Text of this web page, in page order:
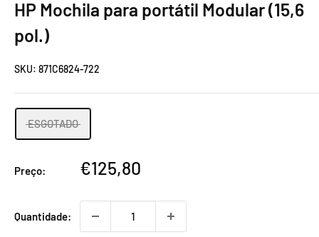
HP Mochila para portátil Modular (15,6
pol.)
SKU: 871C6824-722
ESGOTADO
Preço:
Preço
€125,80
Quantidade: